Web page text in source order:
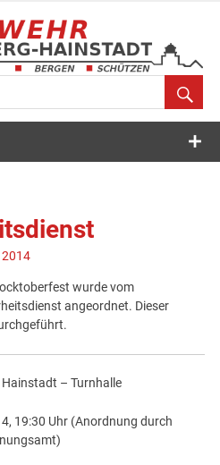
Feuerwehr
Breuberg-
2014
wurde vom
angeordnet. Dieser
– Turnhalle
19:30 Uhr (Anordnung durch